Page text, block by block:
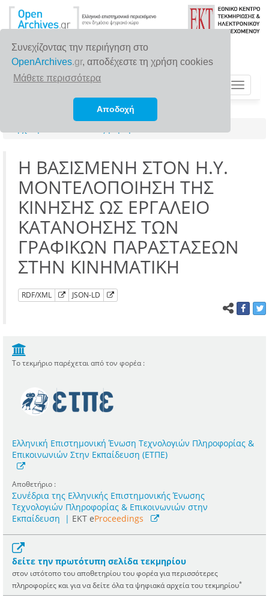
Συνεχίζοντας την περιήγηση στο
OpenArchives.gr, αποδέχεστε τη χρήση cookies
Μάθετε περισσότερα
Αποδοχή
Toggle
H ΒΑΣΙΣΜΕΝΗ ΣΤΟΝ Η.Υ.
ΜΟΝΤΕΛΟΠΟΙΗΣΗ ΤΗΣ
ΚΙΝΗΣΗΣ ΩΣ ΕΡΓΑΛΕΙΟ
ΚΑΤΑΝΟΗΣΗΣ ΤΩΝ
ΓΡΑΦΙΚΩΝ ΠΑΡΑΣΤΑΣΕΩΝ
ΣΤΗΝ ΚΙΝΗΜΑΤΙΚΗ
RDF/XML JSON-LD
Το τεκμήριο παρέχεται από τον φορέα :
Ελληνική Επιστημονική Ένωση Τεχνολογιών Πληροφορίας &
Επικοινωνιών Στην Εκπαίδευση (ΕΤΠΕ)
Αποθετήριο :
Συνέδρια της Ελληνικής Επιστημονικής Ένωσης
Τεχνολογιών Πληροφορίας & Επικοινωνιών στην
Εκπαίδευση
| ΕΚΤ eProceedings
δείτε την πρωτότυπη σελίδα τεκμηρίου
στον ιστότοπο του αποθετηρίου του φορέα για περισσότερες
πληροφορίες και για να δείτε όλα τα ψηφιακά αρχεία του τεκμηρίου*